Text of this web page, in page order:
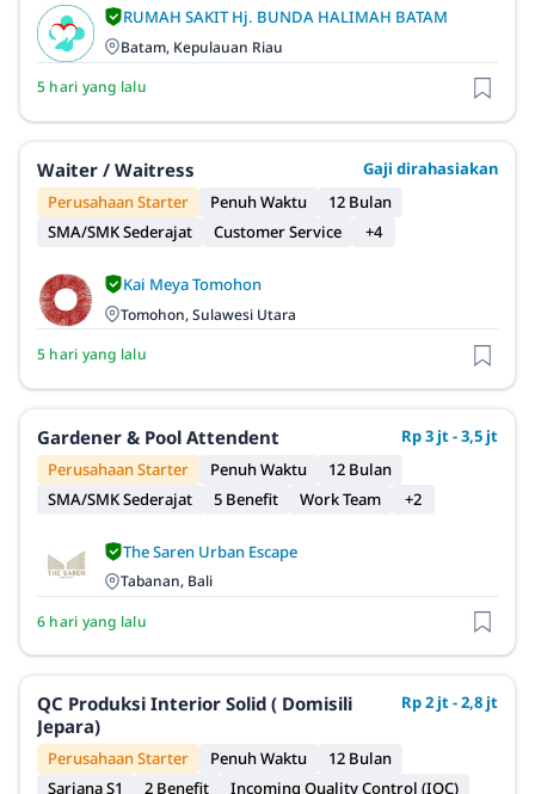
RUMAH SAKIT Hj. BUNDA HALIMAH BATAM
Batam, Kepulauan Riau
5 hari yang lalu
Waiter / Waitress
Gaji dirahasiakan
Perusahaan Starter
Penuh Waktu
12 Bulan
SMA/SMK Sederajat
Customer Service +4
Kai Meya Tomohon
Tomohon, Sulawesi Utara
5 hari yang lalu
Gardener & Pool Attendent
Rp 3 jt - 3,5 jt
Perusahaan Starter
Penuh Waktu
12 Bulan
SMA/SMK Sederajat
5 Benefit Work Team +2
The Saren Urban Escape
Tabanan, Bali
6 hari yang lalu
QC Produksi Interior Solid ( Domisili
Jepara)
Rp 2 jt - 2,8 jt
Perusahaan Starter Penuh Waktu
12 Bulan
Sarjana S1
2 Benefit Incoming Quality Control (IQC)